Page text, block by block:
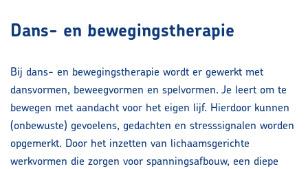
Dans- en bewegingstherapie
Bij dans- en bewegingstherapie wordt er gewerkt met
dansvormen, beweegvormen en spelvormen. Je leert om te
bewegen met aandacht voor het eigen lijf. Hierdoor kunnen
(onbewuste) gevoelens, gedachten en stresssignalen worden
opgemerkt. Door het inzetten van lichaamsgerichte
werkvormen die zorgen voor spanningsafbouw, een diepe